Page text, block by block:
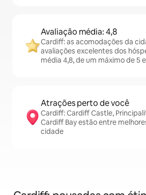
Avaliação média: 4,8
Cardiff: as acomodações da
avaliações excelentes dos
média 4,8, de um máximo de 5
Atrações perto de você
Cardiff: Cardiff Castle,
Cardiff Bay estão entre
cidade